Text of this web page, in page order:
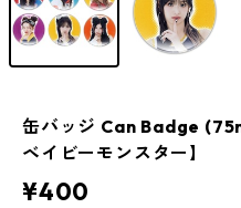
缶バッジ Can Badge
ベイビーモンスター】
¥400